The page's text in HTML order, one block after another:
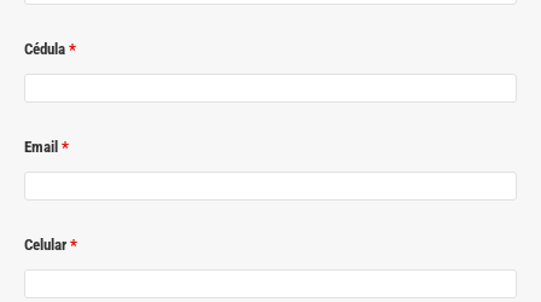
Cédula *
Email *
Celular *